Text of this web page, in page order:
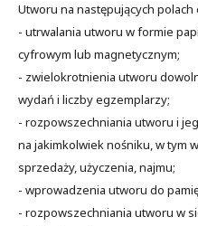
Utworu na następujących polach
- utrwalania utworu w formie
cyfrowym lub magnetycznym;
- zwielokrotnienia utworu
wydań i liczby egzemplarzy;
- rozpowszechniania utworu i
na jakimkolwiek nośniku, w tym
sprzedaży, użyczenia, najmu;
- wprowadzenia utworu do
- rozpowszechniania utworu w